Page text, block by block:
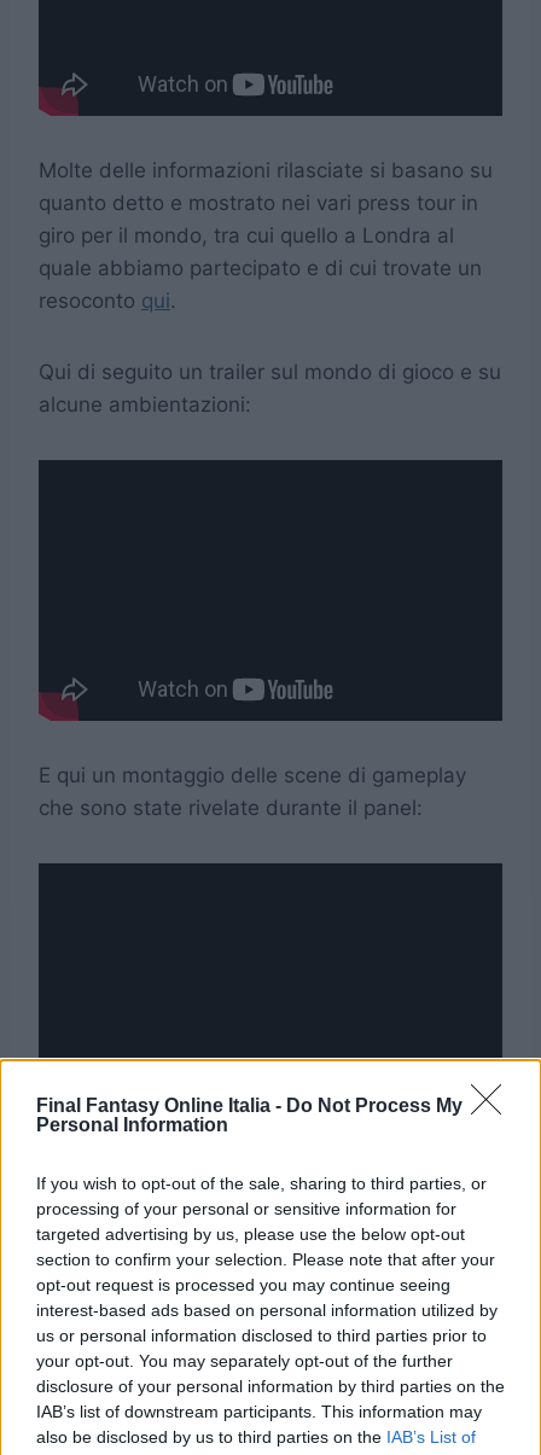
Final Fantasy Online Italia - Do Not Process My
Personal Information
If you wish to opt-out of the sale, sharing to third parties, or
processing of your personal or sensitive information for
targeted advertising by us, please use the below opt-out
section to confirm your selection. Please note that after your
opt-out request is processed you may continue seeing
interest-based ads based on personal information utilized by
us or personal information disclosed to third parties prior to
your opt-out. You may separately opt-out of the further
disclosure of your personal information by third parties on the
IAB’s list of downstream participants. This information may
also be disclosed by us to third parties on the IAB’s List of
Molte delle informazioni rilasciate si basano su
quanto detto e mostrato nei vari press tour in
giro per il mondo, tra cui quello a Londra al
quale abbiamo partecipato e di cui trovate un
resoconto qui.
Qui di seguito un trailer sul mondo di gioco e su
alcune ambientazioni:
E qui un montaggio delle scene di gameplay
che sono state rivelate durante il panel:
Ci sono altri video che stanno sbucando in rete
da chi era presente al PAX e non ha dovuto
seguire la diretta a singhiozzi, tra cui
LegionzGaming che ha caricato due importanti
spezzoni su Twitter:
LONG VIDEO! But they show raw footage
with Yoshida controlling clive, they show
new locations and the “Hideout” run by Cid!